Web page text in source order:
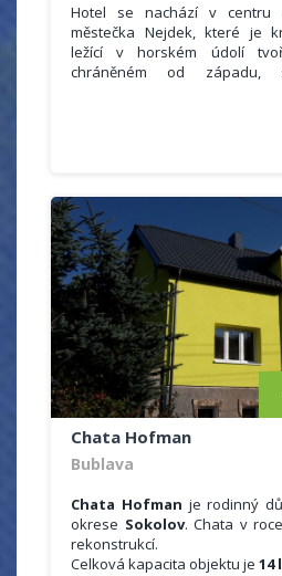
Hotel se nachází v centru
městečka Nejdek, které je
ležící v horském údolí
chráněném od západu,
Kapacita hotelu je 45 lůžek,
ubytovat v různých pokojích a
Hotel nabízí faxové
ohniště a vlastní uzamykatelné
Zprostředkováváme kulturní
(program v Karlových Varech –
Chata Hofman
Bublava
Chata Hofman je rodinný
okrese Sokolov. Chata v
rekonstrukcí.
Celková kapacita objektu je 14